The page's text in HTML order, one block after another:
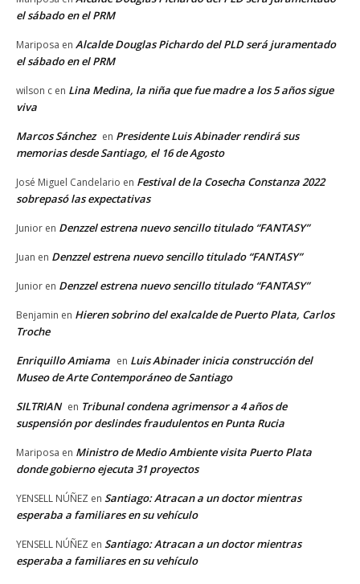
el sábado en el PRM
Mariposa en Alcalde Douglas Pichardo del PLD será juramentado
el sábado en el PRM
wilson c en Lina Medina, la niña que fue madre a los 5 años sigue
viva
Marcos Sánchez en Presidente Luis Abinader rendirá sus
memorias desde Santiago, el 16 de Agosto
José Miguel Candelario en Festival de la Cosecha Constanza 2022
sobrepasó las expectativas
Junior en Denzzel estrena nuevo sencillo titulado “FANTASY”
Juan en Denzzel estrena nuevo sencillo titulado “FANTASY”
Junior en Denzzel estrena nuevo sencillo titulado “FANTASY”
Benjamin en Hieren sobrino del exalcalde de Puerto Plata, Carlos
Troche
Enriquillo Amiama en Luis Abinader inicia construcción del
Museo de Arte Contemporáneo de Santiago
SILTRIAN en Tribunal condena agrimensor a 4 años de
suspensión por deslindes fraudulentos en Punta Rucia
Mariposa en Ministro de Medio Ambiente visita Puerto Plata
donde gobierno ejecuta 31 proyectos
YENSELL NÚÑEZ en Santiago: Atracan a un doctor mientras
esperaba a familiares en su vehículo
YENSELL NÚÑEZ en Santiago: Atracan a un doctor mientras
esperaba a familiares en su vehículo